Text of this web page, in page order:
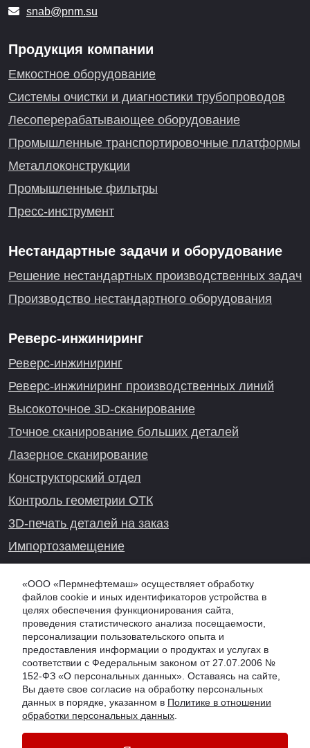
snab@pnm.su
Продукция компании
Емкостное оборудование
Системы очистки и диагностики трубопроводов
Лесоперерабатывающее оборудование
Промышленные транспортировочные платформы
Металлоконструкции
Промышленные фильтры
Пресс-инструмент
Нестандартные задачи и оборудование
Решение нестандартных производственных задач
Производство нестандартного оборудования
Реверс-инжиниринг
Реверс-инжиниринг
Реверс-инжиниринг производственных линий
Высокоточное 3D-сканирование
Точное сканирование больших деталей
Лазерное сканирование
Конструкторский отдел
Контроль геометрии ОТК
3D-печать деталей на заказ
Импортозамещение
© 2026 PNM.SU - ООО "Пермнефтемаш" (ПНМ, PNM), г. Тюмень
Обработка персональных данных
Онлайн-консультация
«ООО «Пермнефтемаш» осуществляет обработку
файлов cookie и иных идентификаторов устройства в
целях обеспечения функционирования сайта,
проведения статистического анализа посещаемости,
персонализации пользовательского опыта и
предоставления информации о продуктах и услугах в
соответствии с Федеральным законом от 27.07.2006 №
152-ФЗ «О персональных данных». Оставаясь на сайте,
Вы даете свое согласие на обработку персональных
данных в порядке, указанном в Политике в отношении
обработки персональных данных